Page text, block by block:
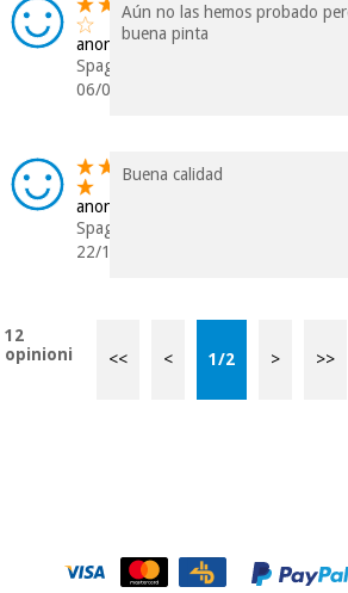
anonimo
Spagna
06/02/2019
Aún no las hemos probado
buena pinta
anonimo
Spagna
22/12/2017
Buena calidad
12
opinioni
<< < 1/2 > >>